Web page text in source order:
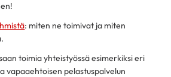
: miten ne toimivat ja miten
toimia yhteistyössä esimerkiksi eri
vapaaehtoisen pelastuspalvelun